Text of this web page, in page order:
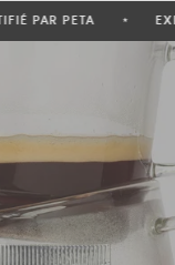
★ CERTIFIÉ PAR